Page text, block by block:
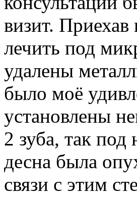
визит.
лечить под
удалены
было моё
установлены
2 зуба, так под
десна была
связи с этим